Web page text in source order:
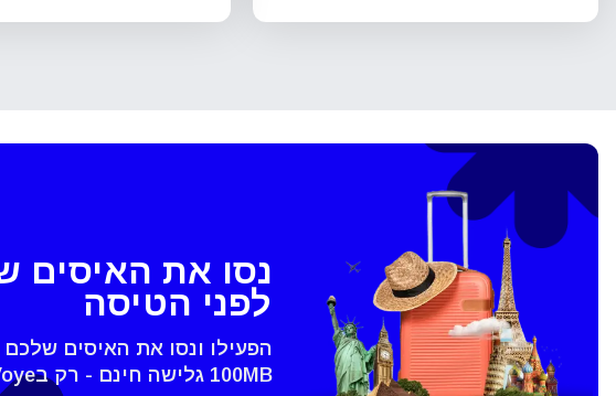
סגירת החלונית
נסו את האיסים
לפני הטיסה
הפעילו ונסו את האיסים
100MB גלישה חינם - רק בVoye